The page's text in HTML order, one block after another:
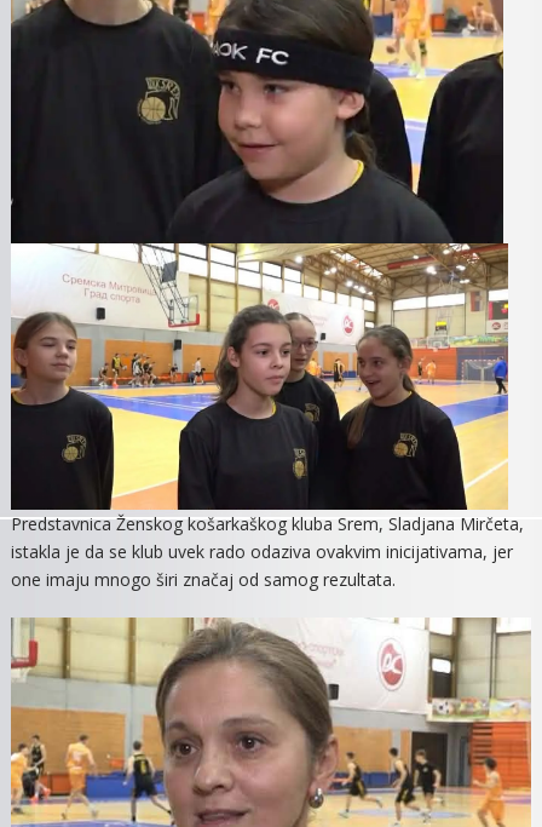
Predstavnica Ženskog košarkaškog kluba Srem, Sladjana Mirčeta,
istakla je da se klub uvek rado odaziva ovakvim inicijativama, jer
one imaju mnogo širi značaj od samog rezultata.